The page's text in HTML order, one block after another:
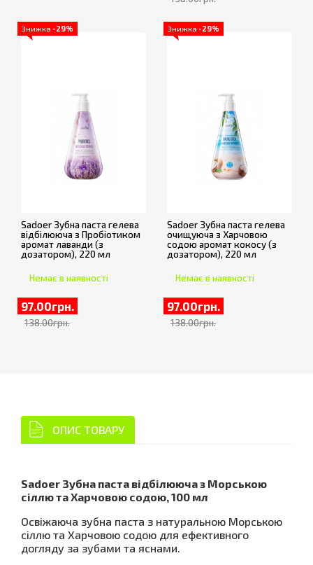
Знижка -29%
Sadoer Зубна паста гелева
відбілююча з Пробіотиком
аромат лаванди (з
дозатором), 220 мл
Немає в наявності
97.00грн.
138.00грн.
Знижка -29%
Sadoer Зубна паста гелева
очищуюча з Харчовою
содою аромат кокосу (з
дозатором), 220 мл
Немає в наявності
97.00грн.
138.00грн.
ОПИС ТОВАРУ
Sadoer Зубна паста відбілююча з Морською
сіллю та Харчовою содою, 100 мл
Освіжаюча зубна паста з натуральною Морською
сіллю та Харчовою содою для ефективного
догляду за зубами та яснами.